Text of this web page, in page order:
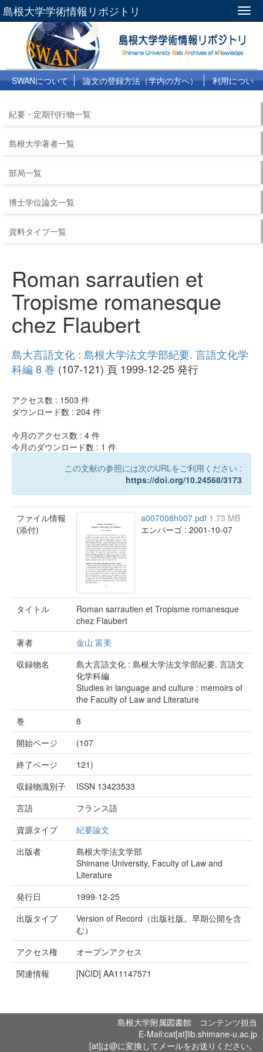
島根大学学術情報リポジトリ
SWANについて 論文の登録方法（学内の方へ）
利用につい
紀要・定期刊行物一覧
島根大学著者一覧
部局一覧
博士学位論文一覧
資料タイプ一覧
Roman sarrautien et
Tropisme romanesque
chez Flaubert
島大言語文化 : 島根大学法文学部紀要. 言語文化学
科編 8 巻 (107-121) 頁 1999-12-25 発行
アクセス数 : 1503 件
ダウンロード数 : 204 件
今月のアクセス数 : 4 件
今月のダウンロード数 : 1 件
この文献の参照には次のURLをご利用ください :
https://doi.org/10.24568/3173
ファイル情報
(添付)
a007008h007.pdf 1.73 MB
エンバーゴ : 2001-10-07
タイトル
Roman sarrautien et Tropisme romanesque
chez Flaubert
著者
金山 富美
収録物名
島大言語文化 : 島根大学法文学部紀要. 言語文
化学科編
Studies in language and culture : memoirs of
the Faculty of Law and Literature
巻
8
開始ページ
(107
終了ページ
121)
収録物識別子
ISSN 13423533
言語
フランス語
資源タイプ
紀要論文
出版者
島根大学法文学部
Shimane University, Faculty of Law and
Literature
発行日
1999-12-25
出版タイプ
Version of Record（出版社版。早期公開を含
む）
アクセス権
オープンアクセス
関連情報
[NCID] AA11147571
島根大学附属図書館 コンテンツ担当
E-Mail:cat[at]lib.shimane-u.ac.jp
[at]は@に変換してメールをお送りください。